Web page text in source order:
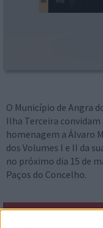
O Município de Angra
Ilha Terceira
homenagem a Álvaro
dos Volumes I e II da
no próximo dia 15 de
Paços do Concelho.